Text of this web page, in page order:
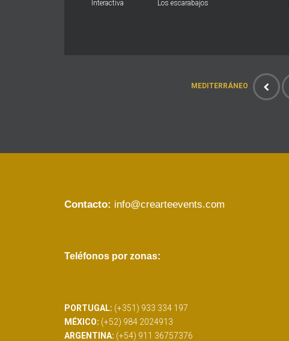
Interactiva
Los escarabajos
MEDITERRÁNEO
Contacto: info@crearteevents.com
Teléfonos por zonas:
PORTUGAL: (+351) 933 334 197
MÉXICO: (+52) 984 2024913
ARGENTINA: (+54) 911 36757376